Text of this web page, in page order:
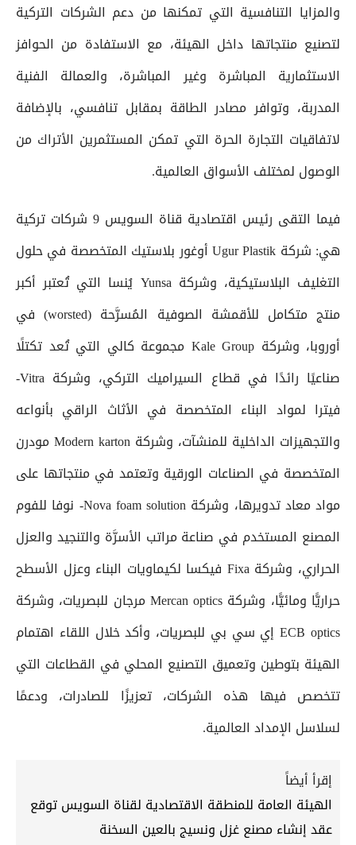
والمزايا التنافسية التي تمكنها من دعم الشركات التركية
لتصنيع منتجاتها داخل الهيئة، مع الاستفادة من الحوافز
الاستثمارية المباشرة وغير المباشرة، والعمالة الفنية
المدربة، وتوافر مصادر الطاقة بمقابل تنافسي، بالإضافة
لاتفاقيات التجارة الحرة التي تمكن المستثمرين الأتراك من
الوصول لمختلف الأسواق العالمية.
فيما التقى رئيس اقتصادية قناة السويس 9 شركات تركية
هي: شركة Ugur Plastik أوغور بلاستيك المتخصصة في حلول
التغليف البلاستيكية، وشركة Yunsa يُنسا التي تُعتبر أكبر
منتج متكامل للأقمشة الصوفية المُسرَّحة (worsted) في
أوروبا، وشركة Kale Group مجموعة كالي التي تُعد تكتلًا
صناعيًا رائدًا في قطاع السيراميك التركي، وشركة Vitra-
فيترا لمواد البناء المتخصصة في الأثاث الراقي بأنواعه
والتجهيزات الداخلية للمنشآت، وشركة Modern karton مودرن
المتخصصة في الصناعات الورقية وتعتمد في منتجاتها على
مواد معاد تدويرها، وشركة Nova foam solution- نوفا للفوم
المصنع المستخدم في صناعة مراتب الأسرَّة والتنجيد والعزل
الحراري، وشركة Fixa فيكسا لكيماويات البناء وعزل الأسطح
حراريًّا ومائيًّا، وشركة Mercan optics مرجان للبصريات، وشركة
ECB optics إي سي بي للبصريات، وأكد خلال اللقاء اهتمام
الهيئة بتوطين وتعميق التصنيع المحلي في القطاعات التي
تتخصص فيها هذه الشركات، تعزيزًا للصادرات، ودعمًا
لسلاسل الإمداد العالمية.
إقرأ أيضاً
الهيئة العامة للمنطقة الاقتصادية لقناة السويس توقع
عقد إنشاء مصنع غزل ونسيج بالعين السخنة